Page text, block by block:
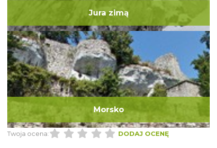
Jura zimą
Morsko
Twoja ocena: DODAJ OCENĘ